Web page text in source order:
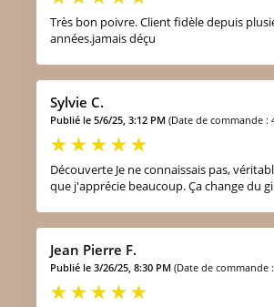
Très bon poivre. Client fidèle depuis
années.jamais déçu
Sylvie C.
Publié le 5/6/25, 3:12 PM (Date de commande :
Découverte Je ne connaissais pas,
que j'apprécie beaucoup. Ça change du
Jean Pierre F.
Publié le 3/26/25, 8:30 PM (Date de commande